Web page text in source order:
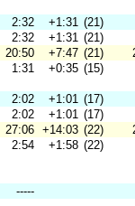
2:32 +1:31 (21)
2:32 +1:31 (21)
20:50
+7:47 (21)
1:31
+0:35 (15)
2:02 +1:01 (17)
2:02 +1:01 (17)
27:06 +14:03 (22)
2:54
+1:58 (22)
-----